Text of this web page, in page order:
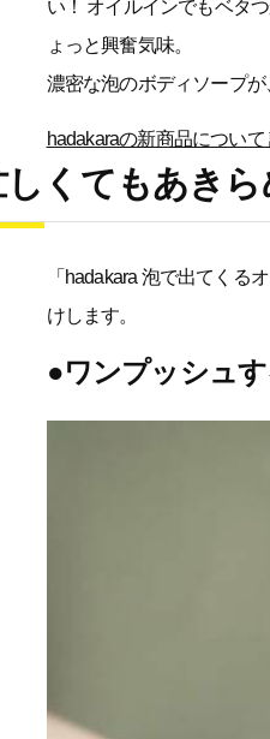
い！ オイルインでもベタ
ょっと興奮気味。
濃密な泡のボディソープ
hadakaraの新商品につい
しくてもあき
「hadakara 泡で出てく
けします。
●ワンプッシュ